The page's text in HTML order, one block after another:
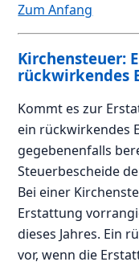
Zum Anfang
Kirchensteuer:
rückwirkendes
Kommt es zur
ein rückwirkendes
gegebenenfalls
Steuerbescheide
Bei einer
Erstattung
dieses Jahres. Ein
vor, wenn die